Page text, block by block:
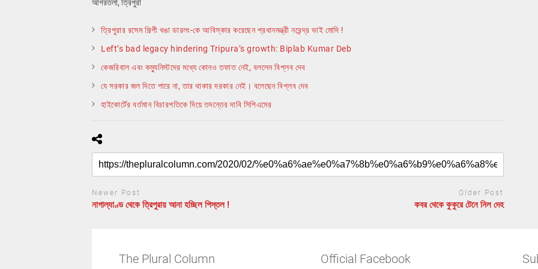
আগরতলা, ত্রিপুরা
ত্রিপুরার রসেম শিল্পী থঙা ডারলং-কে আবিস্কার করেছেন প্রধানমন্ত্রী নরেন্দ্র ভাই মোদি !
Left’s bad legacy hindering Tripura’s growth: Biplab Kumar Deb
কেজরিবাল এবং কম্যুনিস্টদের মধ্যে কোনও তফাত নেই, বললেন বিপ্লব দেব
যে সরকার জল দিতে পারে না, তার থাকার দরকার নেই। বলেছেন বিপ্লব দেব
হাইকোর্টের বর্তমান বিচারপতিকে দিয়ে তদন্তের দাবি সিপিএমের
Newer Post
নাগাল্যাণ্ড থেকে ত্রিপুরায় আনা হচ্ছিল পিস্তল !
Older Post
কবর থেকে কুকুরে টেনে নিল দেহ
The Plural Column Official Facebook